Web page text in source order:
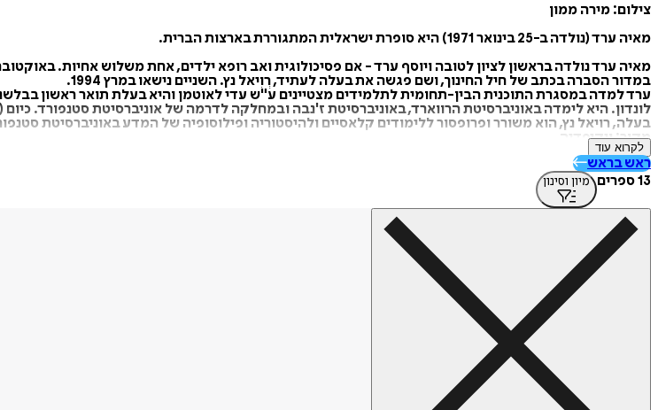
צילום: מירה ממון
מאיה ערד (נולדה ב-25 בינואר 1971) היא סופרת ישראלית המתגוררת בארצות הברית.
במדור הסברה בכתב של חיל החינוך, ושם פגשה את בעלה לעתיד, רְוִיאל נץ. השניים נישאו במרץ 1994.
ערד למדה במסגרת התוכנית הבין-תחומית לתלמידים מצטיינים ע"ש עדי לאוטמן והיא בעלת תואר ראשון
לונדון. היא לימדה באוניברסיטת הרווארד, באוניברסיטת ז'נבה ובמחלקה לדרמה של אוניברסיטת סטנפורד. כיום (2009) היא סופרת אורחת במרכז טאובה ללימודים יהודיים באוניברסיטת סטנפורד.
בעלה, רויאל נץ, הוא משורר ופרופסור ללימודים קלאסיים ולהיסטוריה ופילוסופיה של המדע באוניברסיטת
מקור: ויקיפדיה
https://tinyurl.com/34xxxa6b
לקרוא עוד
ראש בראש
13 ספרים
מיון וסינון